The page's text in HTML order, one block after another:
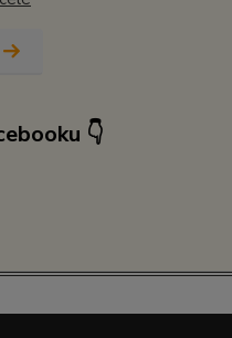
👇